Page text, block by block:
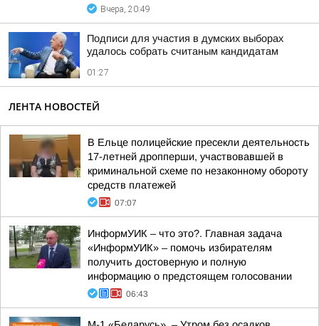
Вчера, 20:49
Подписи для участия в думских выборах
удалось собрать считаным кандидатам
01:27
ЛЕНТА НОВОСТЕЙ
В Ельце полицейские пресекли деятельность
17-летней дропперши, участвовавшей в
криминальной схеме по незаконному обороту
средств платежей
07:07
ИнформУИК – что это?. Главная задача
«ИнформУИК» – помочь избирателям
получить достоверную и полную
информацию о предстоящем голосовании
06:43